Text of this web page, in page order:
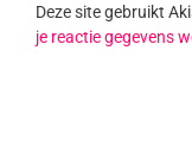
Deze site gebruikt
je reactie gegevens